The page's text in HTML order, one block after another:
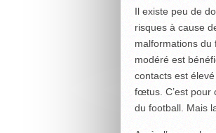
Il existe peu de
risques à cause
malformations
modéré est
contacts est
fœtus. C’est pour
du football. Mais